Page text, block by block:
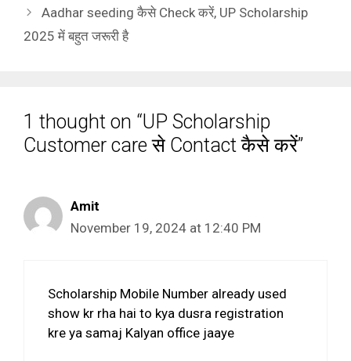
Aadhar seeding कैसे Check करें, UP Scholarship
2025 में बहुत जरूरी है
1 thought on “UP Scholarship
Customer care से Contact कैसे करें”
Amit
November 19, 2024 at 12:40 PM
Scholarship Mobile Number already used
show kr rha hai to kya dusra registration
kre ya samaj Kalyan office jaaye